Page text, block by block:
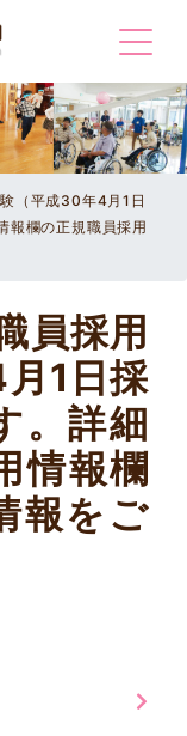
（平成30年4月1日
報欄の正規職員採用
員採用
1日採
。詳細
情報欄
報をご